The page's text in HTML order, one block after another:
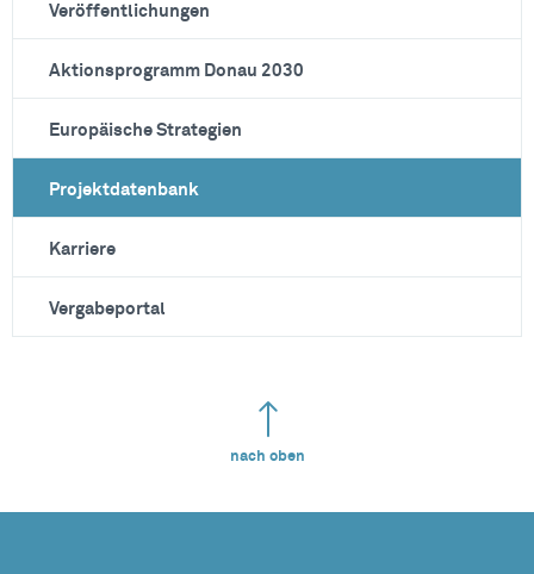
Veröffentlichungen
Aktionsprogramm Donau 2030
Europäische Strategien
Projektdatenbank
Karriere
Vergabeportal
nach oben